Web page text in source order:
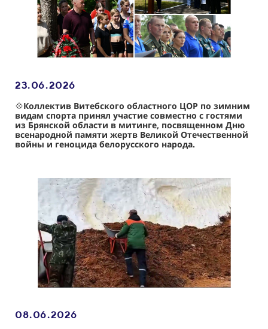
23.06.2026
💠Коллектив Витебского областного ЦОР по зимним
видам спорта принял участие совместно с гостями
из Брянской области в митинге, посвященном Дню
всенародной памяти жертв Великой Отечественной
войны и геноцида белорусского народа.
08.06.2026